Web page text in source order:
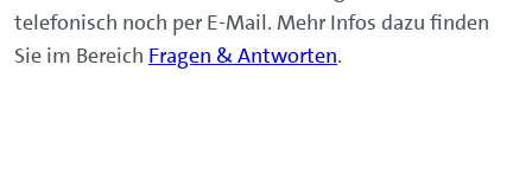
telefonisch noch per E-Mail. Mehr Infos dazu finden
Sie im Bereich Fragen & Antworten.